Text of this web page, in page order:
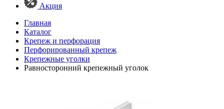
Акция
Главная
Каталог
Крепеж и перфорация
Перфорированный крепеж
Крепежные уголки
Равносторонний крепежный уголок